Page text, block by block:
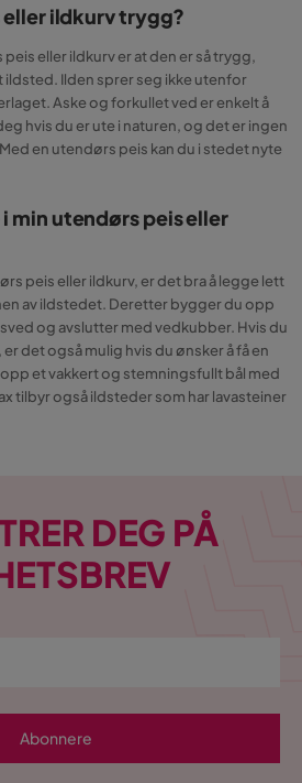
eller ildkurv trygg?
eller ildkurv er at den er så trygg,
ildsted. Ilden sprer seg ikke utenfor
Aske og forkullet ved er enkelt å
hvis du er ute i naturen, og det er ingen
en utendørs peis kan du i stedet nyte
min utendørs peis eller
peis eller ildkurv, er det bra å legge lett
av ildstedet. Deretter bygger du opp
og avslutter med vedkubber. Hvis du
det også mulig hvis du ønsker å få en
et vakkert og stemningsfullt bål med
tilbyr også ildsteder som har lavasteiner
DEG PÅ
Abonnere